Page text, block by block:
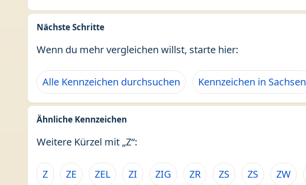
Nächste Schritte
Wenn du mehr vergleichen willst, starte hier:
Alle Kennzeichen durchsuchen Kennzeichen in Sachsen
Ähnliche Kennzeichen
Weitere Kürzel mit „Z“:
Z ZE ZEL ZI ZIG ZR ZS ZS ZW